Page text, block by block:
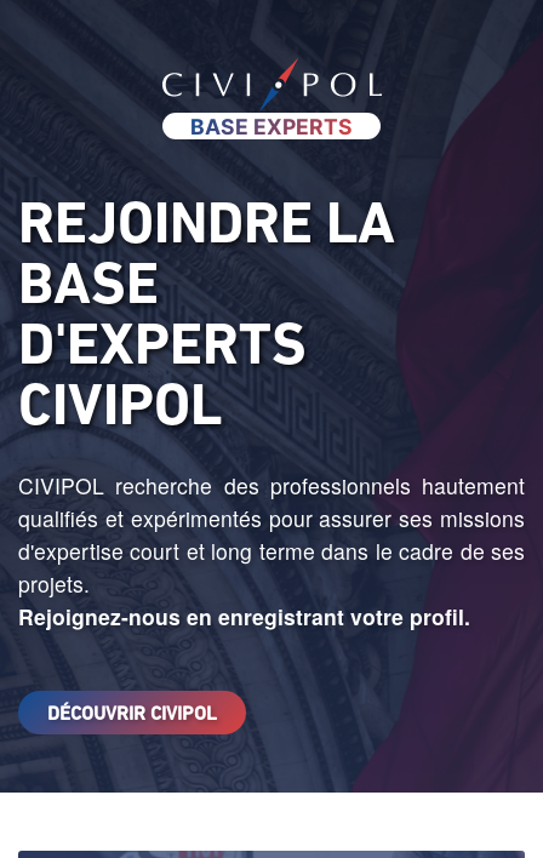
BASE EXPERTS
REJOINDRE LA
BASE
D'EXPERTS
CIVIPOL
CIVIPOL recherche des professionnels hautement
qualifiés et expérimentés pour assurer ses missions
d'expertise court et long terme dans le cadre de ses
projets.
Rejoignez-nous en enregistrant votre profil.
DÉCOUVRIR CIVIPOL